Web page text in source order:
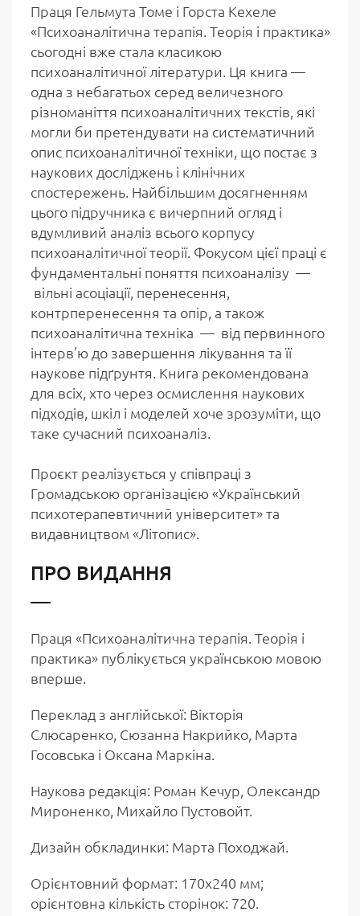
Праця Гельмута Томе і Горста Кехеле
«Психоаналітична терапія. Теорія і практика»
сьогодні вже стала класикою
психоаналітичної літератури. Ця книга —
одна з небагатьох серед величезного
різноманіття психоаналітичних текстів, які
могли би претендувати на систематичний
опис психо­аналітичної техніки, що постає з
наукових досліджень і клінічних
спостережень. Найбільшим досягненням
цього підручника є вичерпний огляд і
вдумливий аналіз всього корпусу
психоаналітичної теорії. Фокусом цієї праці є
фундаментальні поняття психоаналізу —
вільні асоціації, перенесення,
контрперенесення та опір, а також
психоаналітична техніка — від первинного
інтерв’ю до завершення лікування та її
наукове підґрунтя. Книга рекомендована
для всіх, хто через осмислення наукових
підходів, шкіл і моделей хоче зрозуміти, що
таке сучасний психоаналіз.
Проєкт реалізується у співпраці з
Громадською організацією «Український
психотерапевтичний університет» та
видавництвом «Літопис».
ПРО ВИДАННЯ
Праця «Психоаналітична терапія. Теорія і
практика» публікується українською мовою
вперше.
Переклад з англійської: Вікторія
Слюсаренко, Сюзанна Накрийко, Марта
Госовська і Оксана Маркіна.
Наукова редакція: Роман Кечур, Олександр
Мироненко, Михайло Пустовойт.
Дизайн обкладинки: Марта Походжай.
Орієнтовний формат: 170х240 мм;
орієнтовна кількість сторінок: 720.